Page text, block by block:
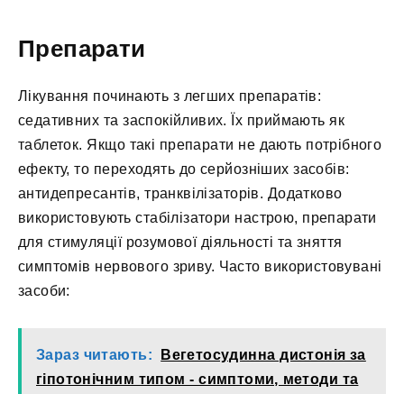
Препарати
Лікування починають з легших препаратів:
седативних та заспокійливих. Їх приймають як
таблеток. Якщо такі препарати не дають потрібного
ефекту, то переходять до серйозніших засобів:
антидепресантів, транквілізаторів. Додатково
використовують стабілізатори настрою, препарати
для стимуляції розумової діяльності та зняття
симптомів нервового зриву. Часто використовувані
засоби:
Зараз читають:
Вегетосудинна дистонія за
гіпотонічним типом - симптоми, методи та